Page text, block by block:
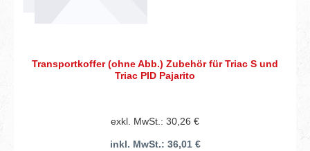
Transportkoffer (ohne Abb.) Zubehör für Triac S und
Triac PID Pajarito
exkl. MwSt.: 30,26 €
inkl. MwSt.: 36,01 €